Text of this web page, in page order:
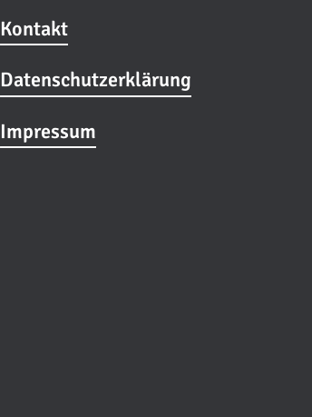
Kontakt
Datenschutzerklärung
Impressum